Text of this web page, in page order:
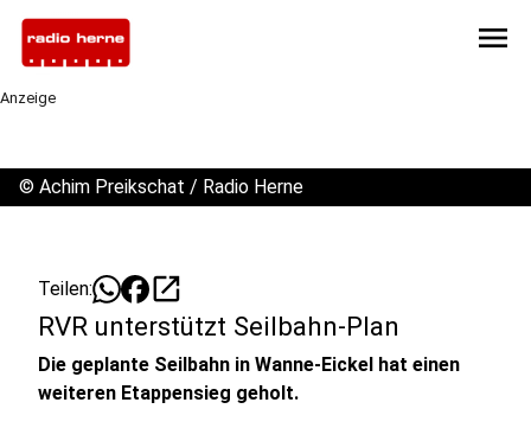
menu
Anzeige
© Achim Preikschat / Radio Herne
Teilen: open_in_new
RVR unterstützt Seilbahn-Plan
Die geplante Seilbahn in Wanne-Eickel hat einen
weiteren Etappensieg geholt.